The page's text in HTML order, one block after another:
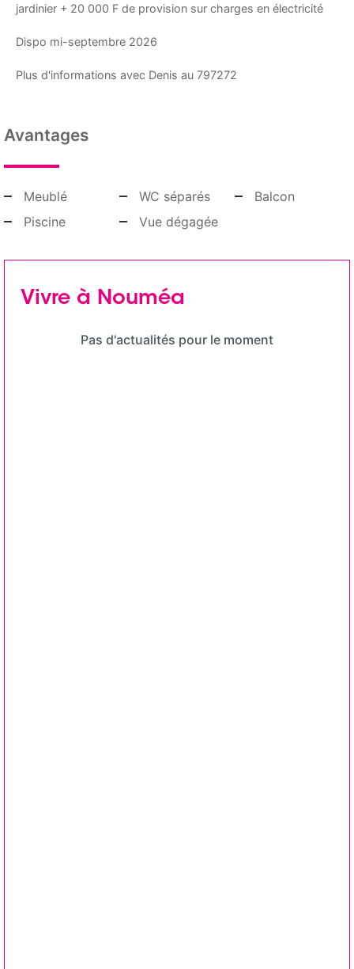
jardinier + 20 000 F de provision sur charges en électricité
Dispo mi-septembre 2026
Plus d'informations avec Denis au 797272
Avantages
Meublé WC séparés
Balcon
Piscine
Vue dégagée
Vivre à Nouméa
Pas d'actualités pour le moment